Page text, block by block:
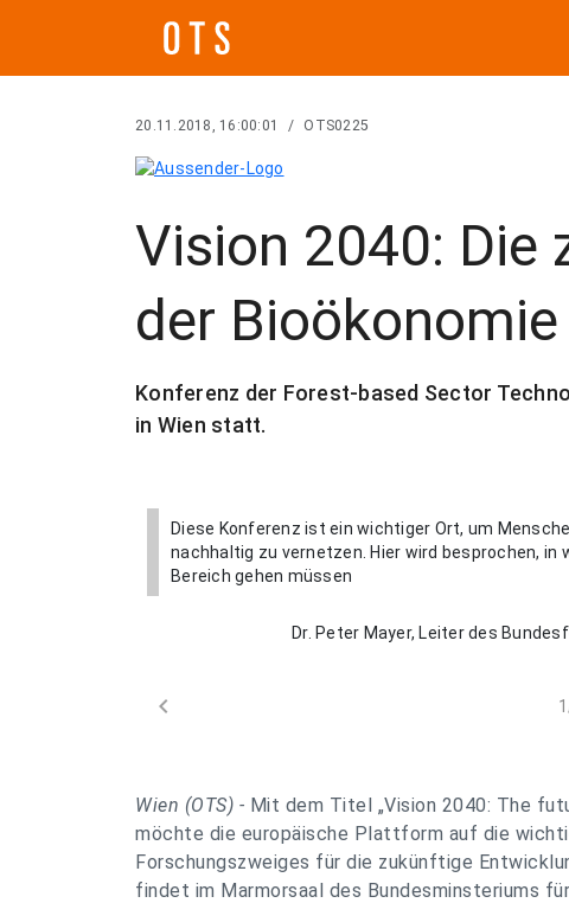
20.11.2018, 16:00:01 / OTS0225
Vision 2040: Die
der
Konferenz der Forest-based Sector
in Wien statt.
Diese Konferenz ist ein wichtiger Ort, um
nachhaltig zu vernetzen. Hier wird besprochen, in
Bereich gehen müssen
Dr. Peter Mayer, Leiter des
chevron_left
Wien (OTS) - Mit dem Titel „Vision 2040: The
möchte die europäische Plattform auf die
Forschungszweiges für die zukünftige
findet im Marmorsaal des Bundesminsteriums